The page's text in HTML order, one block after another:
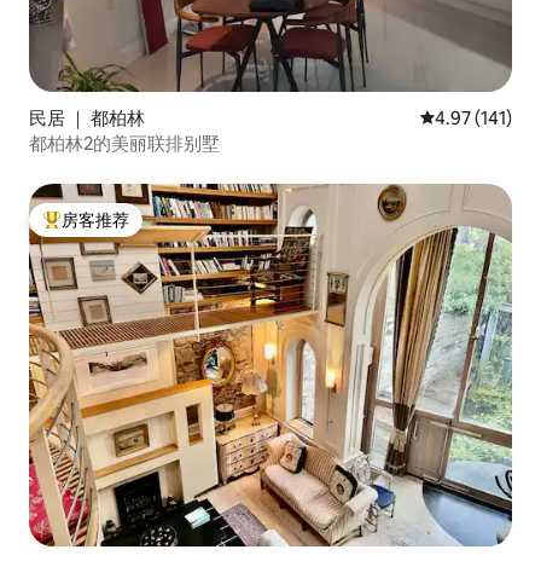
民居 ｜ 都柏林 平均评分 4.97
4.97 (141)
都柏林2的美丽联排别墅
热门「房客推荐」
房客推荐